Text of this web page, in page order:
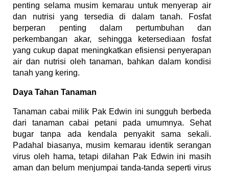
penting selama musim kemarau untuk menyerap air
dan nutrisi yang tersedia di dalam tanah. Fosfat
berperan penting dalam pertumbuhan dan
perkembangan akar, sehingga ketersediaan fosfat
yang cukup dapat meningkatkan efisiensi penyerapan
air dan nutrisi oleh tanaman, bahkan dalam kondisi
tanah yang kering.
Daya Tahan Tanaman
Tanaman cabai milik Pak Edwin ini sungguh berbeda
dari tanaman cabai petani pada umumnya. Sehat
bugar tanpa ada kendala penyakit sama sekali.
Padahal biasanya, musim kemarau identik serangan
virus oleh hama, tetapi dilahan Pak Edwin ini masih
aman dan belum menjumpai tanda-tanda seperti virus